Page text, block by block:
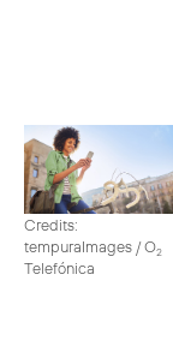
Credits:
tempuraImages / O2
Telefónica